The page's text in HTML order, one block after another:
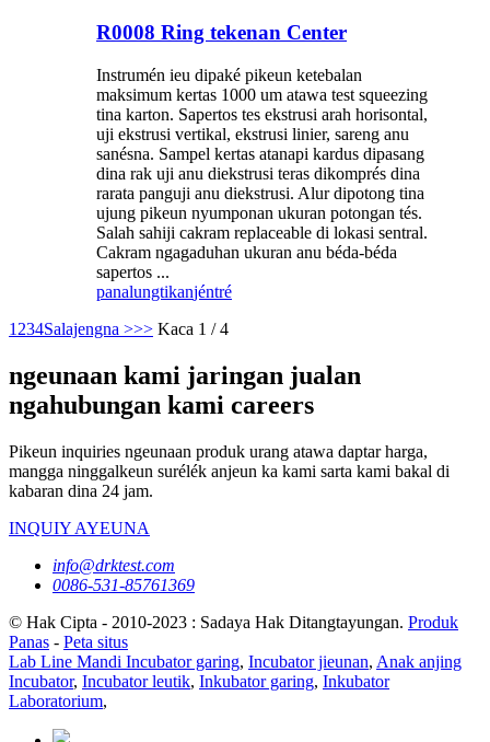
R0008 Ring tekenan Center
Instrumén ieu dipaké pikeun ketebalan
maksimum kertas 1000 um atawa test squeezing
tina karton. Sapertos tes ekstrusi arah horisontal,
uji ekstrusi vertikal, ekstrusi linier, sareng anu
sanésna. Sampel kertas atanapi kardus dipasang
dina rak uji anu diekstrusi teras dikomprés dina
rarata panguji anu diekstrusi. Alur dipotong tina
ujung pikeun nyumponan ukuran potongan tés.
Salah sahiji cakram replaceable di lokasi sentral.
Cakram ngagaduhan ukuran anu béda-béda
sapertos ...
panalungtikanjéntré
1 234Salajengna >>> Kaca 1 / 4
ngeunaan kami jaringan jualan
ngahubungan kami careers
Pikeun inquiries ngeunaan produk urang atawa daptar harga,
mangga ninggalkeun surélék anjeun ka kami sarta kami bakal di
kabaran dina 24 jam.
INQUIY AYEUNA
info@drktest.com
0086-531-85761369
© Hak Cipta - 2010-2023 : Sadaya Hak Ditangtayungan. Produk
Panas - Peta situs
Lab Line Mandi Incubator garing, Incubator jieunan, Anak anjing
Incubator, Incubator leutik, Inkubator garing, Inkubator
Laboratorium,